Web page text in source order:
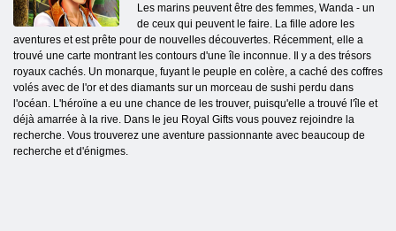
Les marins peuvent être des femmes, Wanda - un
de ceux qui peuvent le faire. La fille adore les
aventures et est prête pour de nouvelles découvertes. Récemment, elle a
trouvé une carte montrant les contours d'une île inconnue. Il y a des trésors
royaux cachés. Un monarque, fuyant le peuple en colère, a caché des coffres
volés avec de l'or et des diamants sur un morceau de sushi perdu dans
l'océan. L'héroïne a eu une chance de les trouver, puisqu'elle a trouvé l'île et
déjà amarrée à la rive. Dans le jeu Royal Gifts vous pouvez rejoindre la
recherche. Vous trouverez une aventure passionnante avec beaucoup de
recherche et d'énigmes.